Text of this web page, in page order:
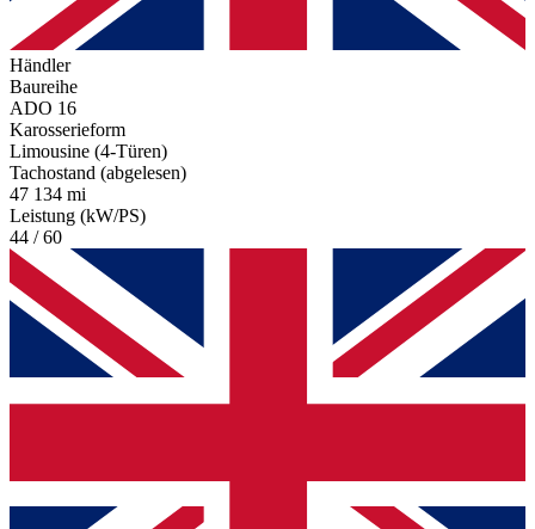
Händler
Baureihe
ADO 16
Karosserieform
Limousine (4-Türen)
Tachostand (abgelesen)
47 134 mi
Leistung (kW/PS)
44 / 60